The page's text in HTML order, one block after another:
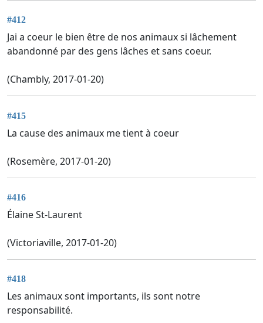
#412
Jai a coeur le bien être de nos animaux si lâchement
abandonné par des gens lâches et sans coeur.
(Chambly, 2017-01-20)
#415
La cause des animaux me tient à coeur
(Rosemère, 2017-01-20)
#416
Élaine St-Laurent
(Victoriaville, 2017-01-20)
#418
Les animaux sont importants, ils sont notre
responsabilité.